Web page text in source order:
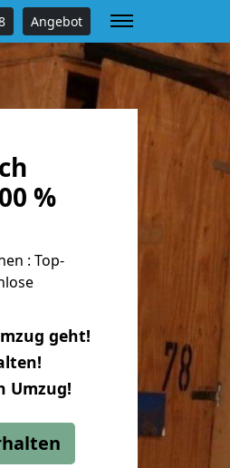
Angebot
%
: Top-
geht!
Umzug!